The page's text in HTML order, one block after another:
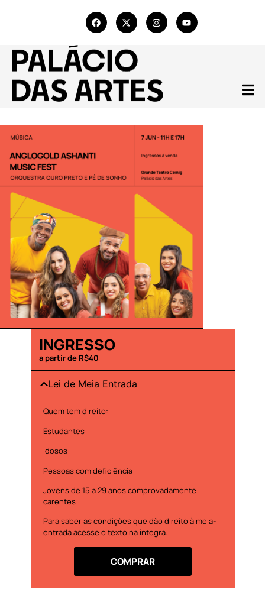
INGRESSO
a partir de R$40
Lei de Meia Entrada
Quem tem direito:
Estudantes
Idosos
Pessoas com deficiência
Jovens de 15 a 29 anos comprovadamente
carentes
Para saber as condições que dão direito à meia-
entrada acesse o texto na íntegra.
COMPRAR